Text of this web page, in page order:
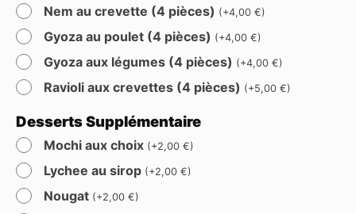
Nem au crevette (4 pièces) (+4,00 €)
Gyoza au poulet (4 pièces) (+4,00 €)
Gyoza aux légumes (4 pièces) (+4,00 €)
Ravioli aux crevettes (4 pièces) (+5,00 €)
Desserts Supplémentaire
Mochi aux choix (+2,00 €)
Lychee au sirop (+2,00 €)
Nougat (+2,00 €)